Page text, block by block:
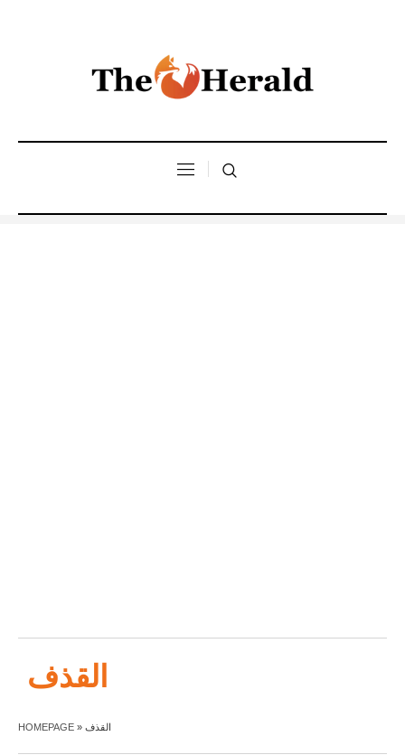
القذف
HOMEPAGE » القذف